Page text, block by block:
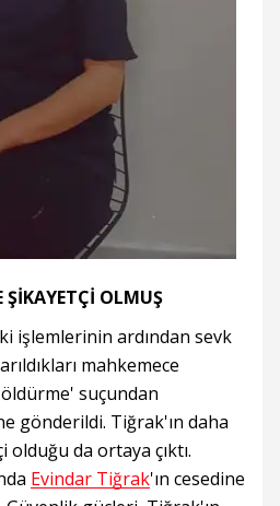
ŞİKAYETÇİ OLMUŞ
işlemlerinin ardından sevk
mahkemece
suçundan
gönderildi. Tiğrak'ın daha
olduğu da ortaya çıktı.
Evindar Tiğrak'ın cesedine